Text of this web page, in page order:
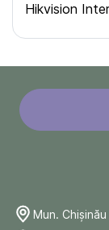
Hikvision
Mun.